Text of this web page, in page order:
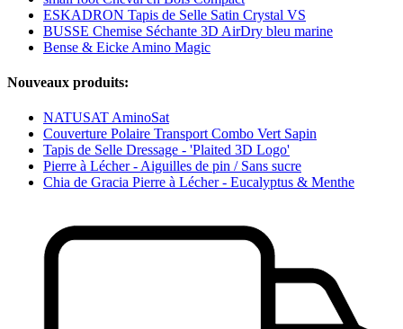
ESKADRON Tapis de Selle Satin Crystal VS
BUSSE Chemise Séchante 3D AirDry bleu marine
Bense & Eicke Amino Magic
Nouveaux produits:
NATUSAT AminoSat
Couverture Polaire Transport Combo Vert Sapin
Tapis de Selle Dressage - 'Plaited 3D Logo'
Pierre à Lécher - Aiguilles de pin / Sans sucre
Chia de Gracia Pierre à Lécher - Eucalyptus & Menthe